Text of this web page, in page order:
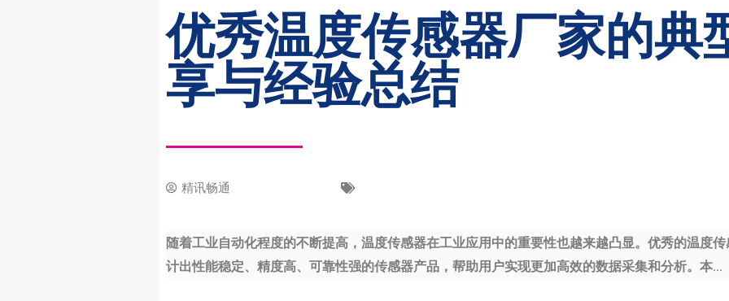
优秀温度传感器厂家的典
享与经验总结
精讯畅通
随着工业自动化程度的不断提高，温度传感器在工业应用中的重要性也越来越凸显。优秀的温度
计出性能稳定、精度高、可靠性强的传感器产品，帮助用户实现更加高效的数据采集和分析。本...